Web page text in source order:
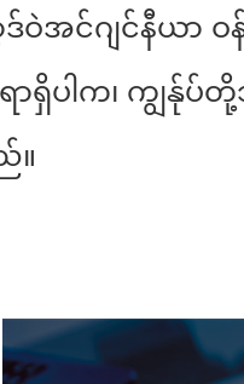
ဝဲအင်ဂျင်နီယာ
ရှိပါက၊ ကျွန်ု
။